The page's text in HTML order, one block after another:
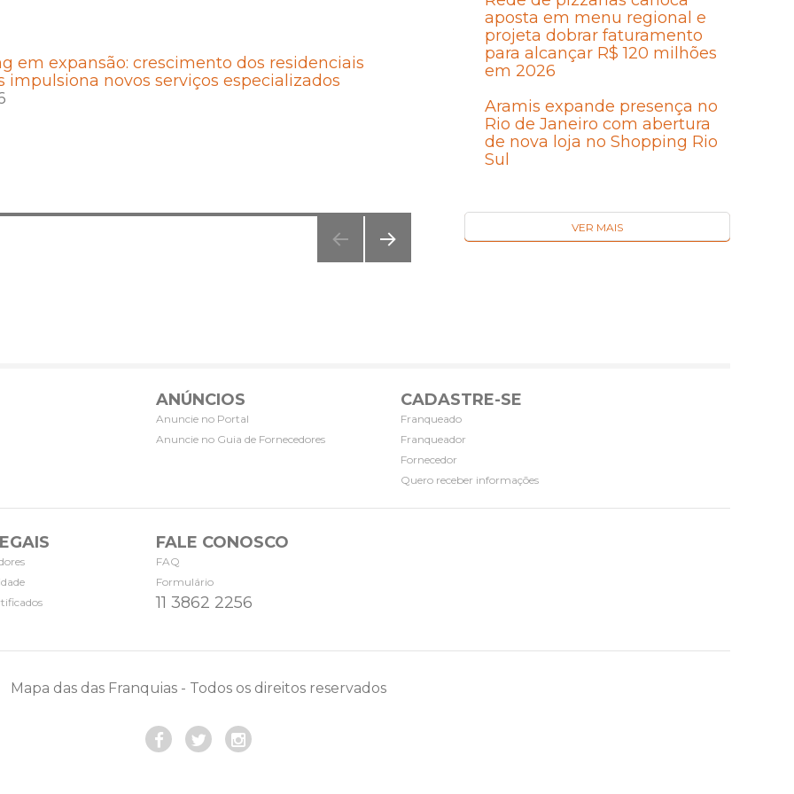
em expansão: crescimento dos residenciais
impulsiona novos serviços especializados
aposta em menu regional e
projeta dobrar faturamento
para alcançar R$ 120 milhões
em 2026
Aramis expande presença no
Rio de Janeiro com abertura
de nova loja no Shopping Rio
Sul
VER MAIS
ANÚNCIOS
Anuncie no Portal
Anuncie no Guia de Fornecedores
CADASTRE-SE
Franqueado
Franqueador
Fornecedor
Quero receber informações
FALE CONOSCO
FAQ
Formulário
11 3862 2256
Mapa das das Franquias - Todos os direitos reservados